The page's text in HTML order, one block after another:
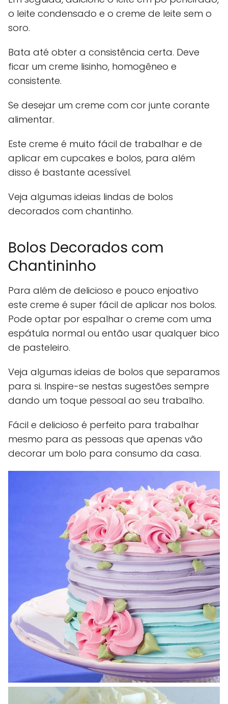
o leite condensado e o creme de leite sem o
soro.
Bata até obter a consistência certa. Deve
ficar um creme lisinho, homogêneo e
consistente.
Se desejar um creme com cor junte corante
alimentar.
Este creme é muito fácil de trabalhar e de
aplicar em cupcakes e bolos, para além
disso é bastante acessível.
Veja algumas ideias lindas de bolos
decorados com chantinho.
Bolos Decorados com
Chantininho
Para além de delicioso e pouco enjoativo
este creme é super fácil de aplicar nos bolos.
Pode optar por espalhar o creme com uma
espátula normal ou então usar qualquer bico
de pasteleiro.
Veja algumas ideias de bolos que separamos
para si. Inspire-se nestas sugestões sempre
dando um toque pessoal ao seu trabalho.
Fácil e delicioso é perfeito para trabalhar
mesmo para as pessoas que apenas vão
decorar um bolo para consumo da casa.